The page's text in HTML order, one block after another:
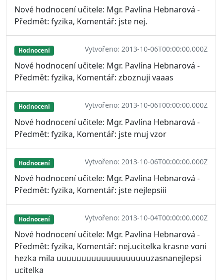
Nové hodnocení učitele: Mgr. Pavlína Hebnarová -
Předmět: fyzika, Komentář: jste nej.
Hodnocení Vytvořeno: 2013-10-06T00:00:00.000Z
Nové hodnocení učitele: Mgr. Pavlína Hebnarová -
Předmět: fyzika, Komentář: zboznuji vaaas
Hodnocení Vytvořeno: 2013-10-06T00:00:00.000Z
Nové hodnocení učitele: Mgr. Pavlína Hebnarová -
Předmět: fyzika, Komentář: jste muj vzor
Hodnocení Vytvořeno: 2013-10-06T00:00:00.000Z
Nové hodnocení učitele: Mgr. Pavlína Hebnarová -
Předmět: fyzika, Komentář: jste nejlepsiii
Hodnocení Vytvořeno: 2013-10-04T00:00:00.000Z
Nové hodnocení učitele: Mgr. Pavlína Hebnarová -
Předmět: fyzika, Komentář: nej.ucitelka krasne voni
hezka mila uuuuuuuuuuuuuuuuuuuzasnanejlepsi
ucitelka